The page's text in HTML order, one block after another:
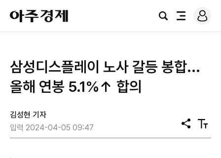
아
주
경
검
전
로
그
삼성디스플레이 노사 갈등 봉합...
올해 연봉 5.1%↑ 합의
김성현 기자
입력 2024-04-05 09:47
공
유
텍
스